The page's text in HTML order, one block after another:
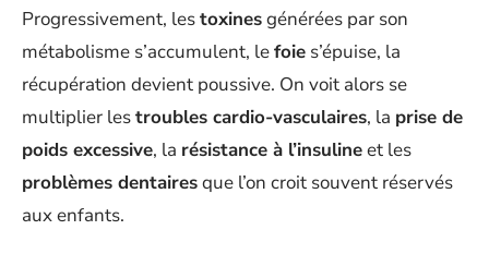
Progressivement, lestoxinesgénérées par son
métabolisme s’accumulent, lefoie s’épuise, la
récupération devient poussive. On voit alors se
multiplier lestroubles cardio-vasculaires, la prise de
poids excessive, la résistance à l’insulineet les
problèmes dentairesque l’on croit souvent réservés
aux enfants.